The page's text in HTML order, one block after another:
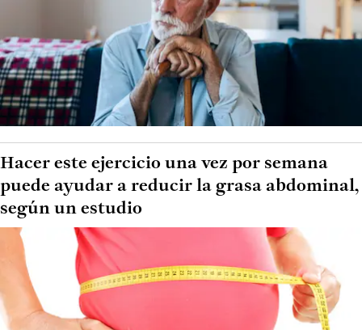
Hacer este ejercicio una vez por semana
puede ayudar a reducir la grasa abdominal,
según un estudio